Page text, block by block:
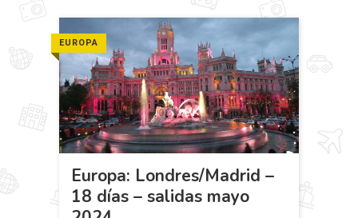
EUROPA
Europa: Londres/Madrid –
18 días – salidas mayo